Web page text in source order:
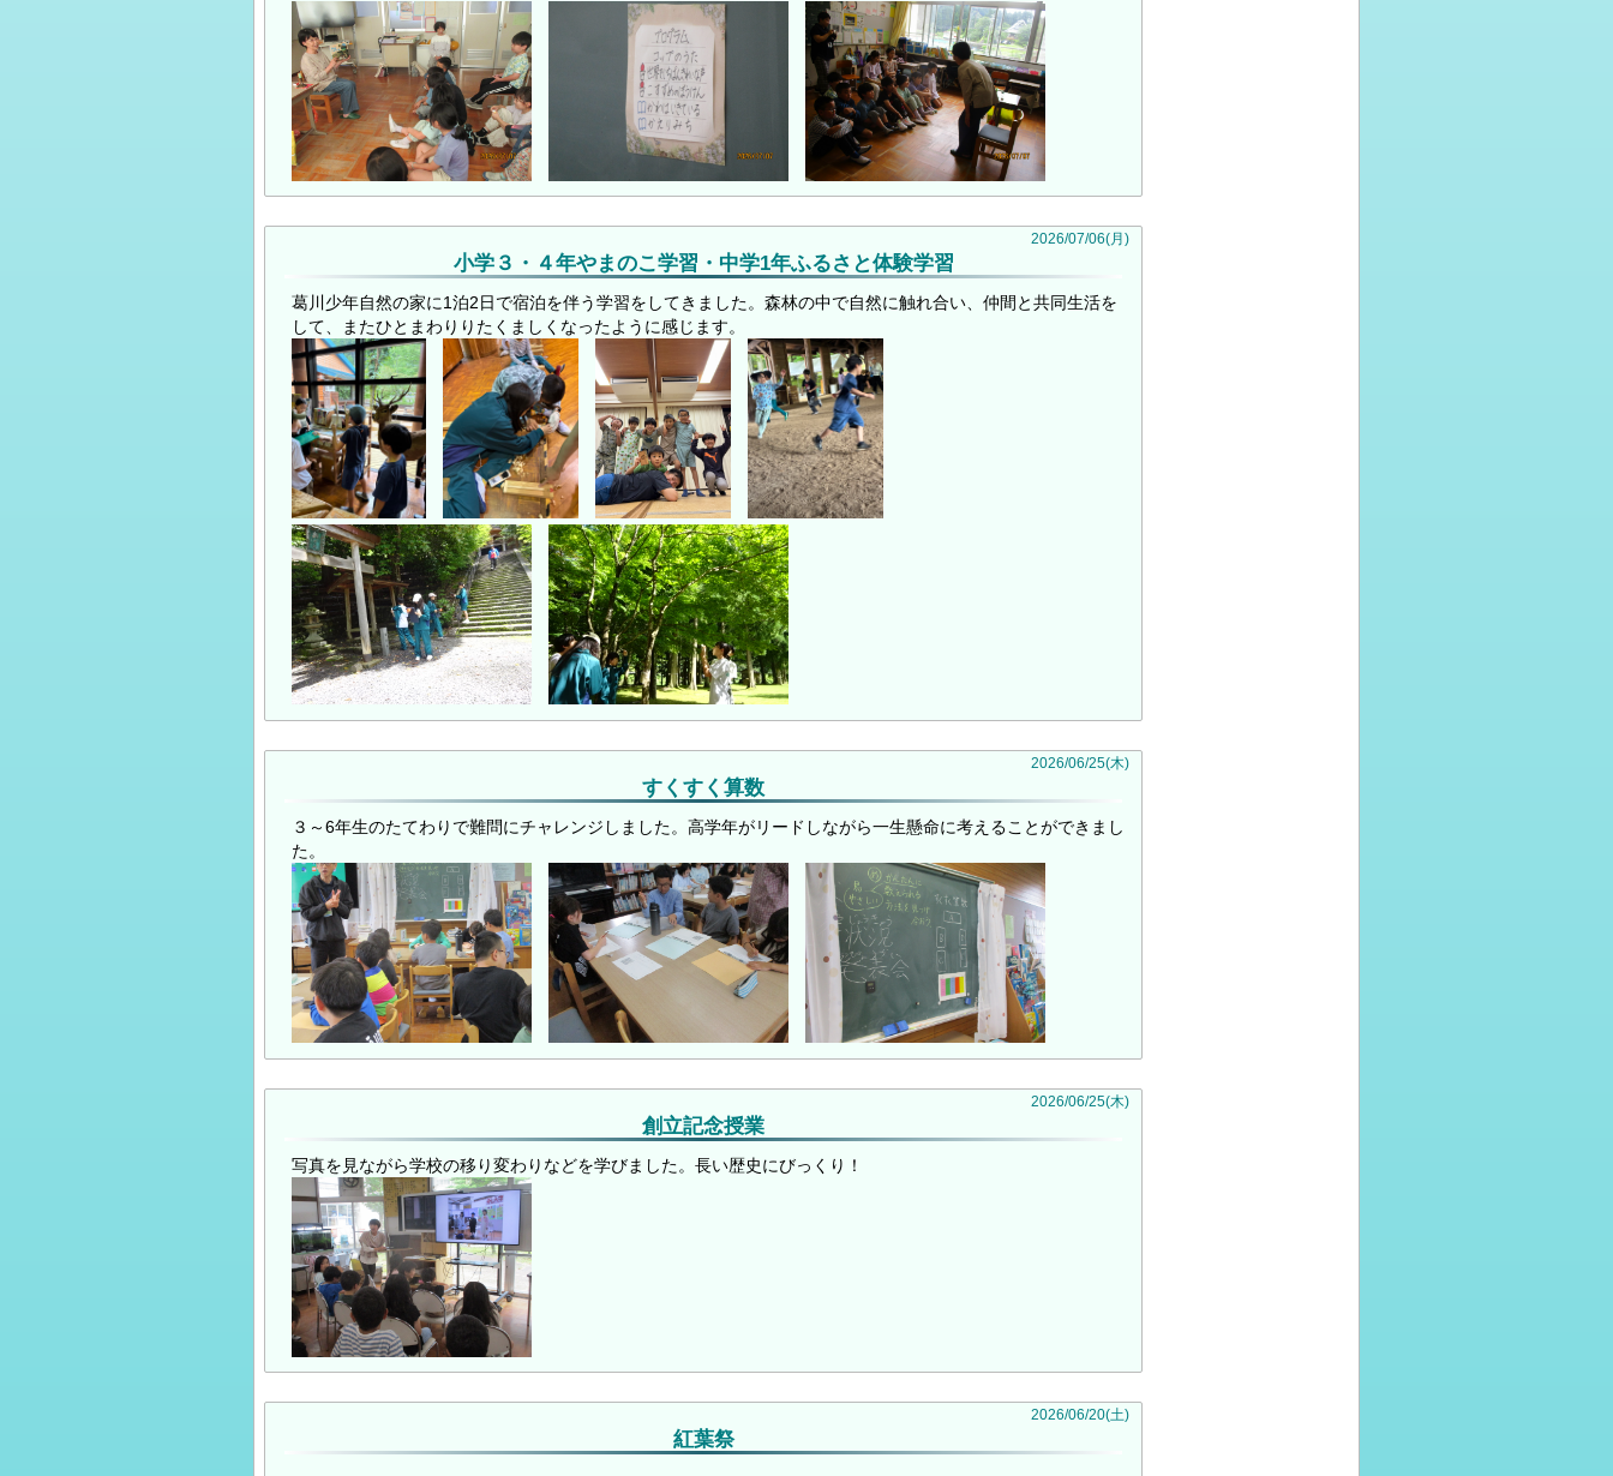
2026/07/06(月)
小学３・４年やまのこ学習・中学1年ふるさと体験学習
葛川少年自然の家に1泊2日で宿泊を伴う学習をしてきました。森林の中で自然に触れ合い、仲間と共同生活を
して、またひとまわりりたくましくなったように感じます。
2026/06/25(木)
すくすく算数
３～6年生のたてわりで難問にチャレンジしました。高学年がリードしながら一生懸命に考えることができまし
た。
2026/06/25(木)
創立記念授業
写真を見ながら学校の移り変わりなどを学びました。長い歴史にびっくり！
2026/06/20(土)
紅葉祭